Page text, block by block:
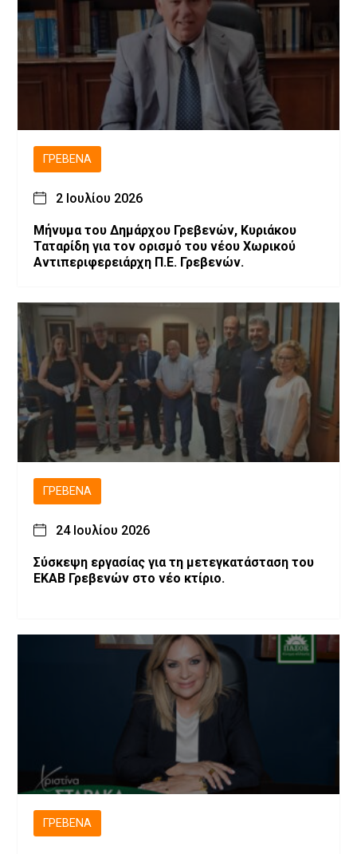
ΓΡΕΒΕΝΆ
2 Ιουλίου 2026
Μήνυμα του Δημάρχου Γρεβενών, Κυριάκου
Ταταρίδη για τον ορισμό του νέου Χωρικού
Αντιπεριφερειάρχη Π.Ε. Γρεβενών.
ΓΡΕΒΕΝΆ
24 Ιουλίου 2026
Σύσκεψη εργασίας για τη μετεγκατάσταση του
ΕΚΑΒ Γρεβενών στο νέο κτίριο.
ΓΡΕΒΕΝΆ